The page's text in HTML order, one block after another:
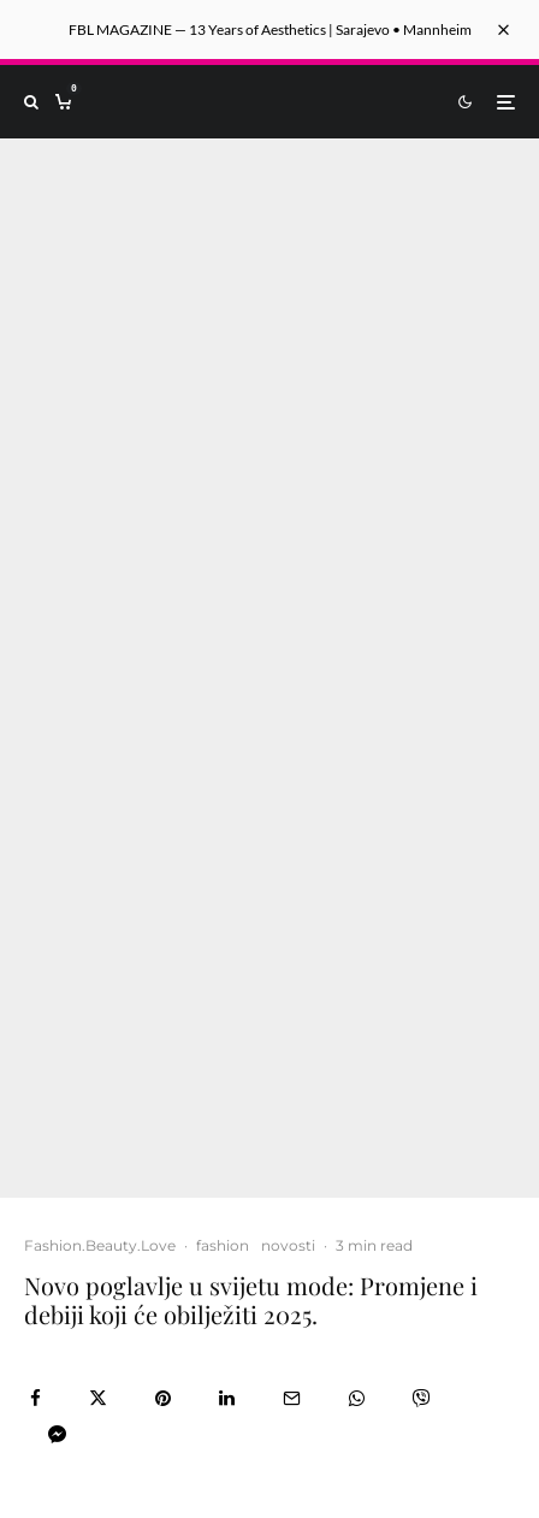
FBL MAGAZINE — 13 Years of Aesthetics | Sarajevo • Mannheim
0
Fashion.Beauty.Love · fashion novosti · 3 min read
Novo poglavlje u svijetu mode: Promjene i
debiji koji će obilježiti 2025.